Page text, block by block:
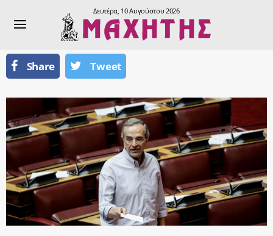
Δευτέρα, 10 Αυγούστου 2026
Share Tweet